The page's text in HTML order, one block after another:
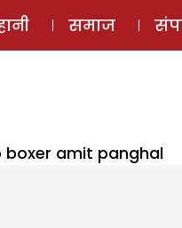
समाज
amit panghal